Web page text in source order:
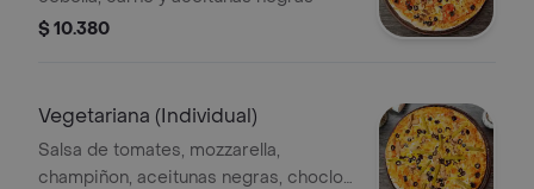
$ 10.380
Vegetariana (Individual)
Salsa de tomates, mozzarella,
champiñon, aceitunas negras, choclo